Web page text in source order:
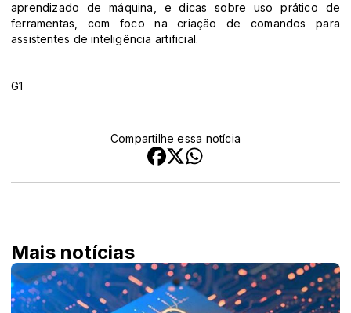
aprendizado de máquina, e dicas sobre uso prático de
ferramentas, com foco na criação de comandos para
assistentes de inteligência artificial.
G1
Compartilhe essa notícia
Mais notícias